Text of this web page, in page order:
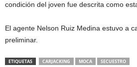
condición del joven fue descrita como
El agente Nelson Ruiz Medina estuvo a
preliminar.
ETIQUETAS CARJACKING MOCA SECUESTRO